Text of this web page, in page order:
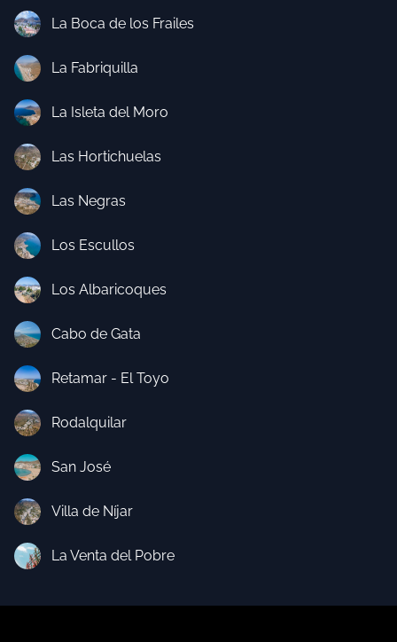
La Boca de los Frailes
La Fabriquilla
La Isleta del Moro
Las Hortichuelas
Las Negras
Los Escullos
Los Albaricoques
Cabo de Gata
Retamar - El Toyo
Rodalquilar
San José
Villa de Níjar
La Venta del Pobre